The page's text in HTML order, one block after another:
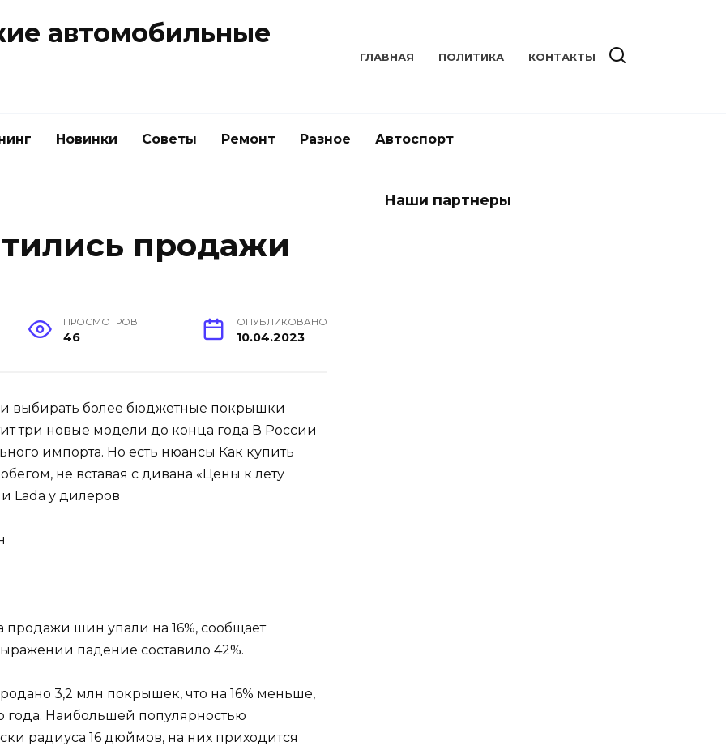
автомобильные
ГЛАВНАЯ ПОЛИТИКА КОНТАКТЫ
Новинки Советы Ремонт Разное Автоспорт
продажи
ПРОСМОТРОВ
46
ОПУБЛИКОВАНО
10.04.2023
выбирать более бюджетные покрышки
три новые модели до конца года В России
импорта. Но есть нюансы Как купить
не вставая с дивана «Цены к лету
Lada у дилеров
продажи шин упали на 16%, сообщает
падение составило 42%.
3,2 млн покрышек, что на 16% меньше,
Наибольшей популярностью
радиуса 16 дюймов, на них приходится
Наши партнеры